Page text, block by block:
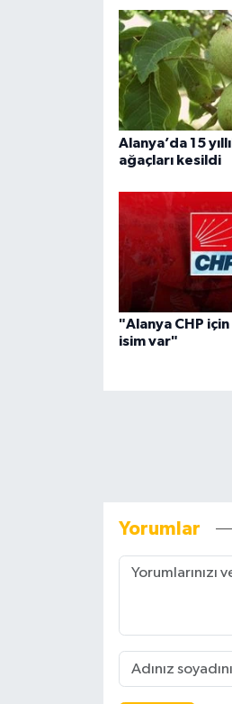
Alanya’da 15
ağaçları kesildi
"Alanya CHP
isim var"
Yorumlar